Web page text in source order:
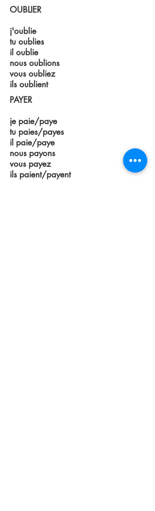
OUBLIER
j'oublie
tu oublies
il oublie
nous oublions
vous oubliez
ils oublient
PAYER
je paie/paye
tu paies/payes
il paie/paye
nous payons
vous payez
ils paient/payent